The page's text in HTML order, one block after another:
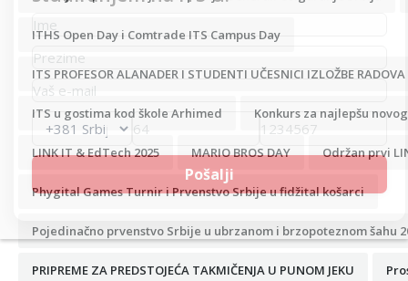
ITHS Open Day i Comtrade ITS Campus Day
ITS PROFESOR ALANADER I STUDENTI UČESNICI IZLOŽBE
ITS u gostima kod škole Arhimed Konkurs za najlepšu
LINK IT & EdTech 2025 MARIO BROS DAY Održan prvi
Phygital Games Turnir i Prvenstvo Srbije u fidžital košarci
Pojedinačno prvenstvo Srbije u ubrzanom i brzopoteznom šahu
PRIPREME ZA PREDSTOJEĆA TAKMIČENJA U PUNOM JEKU